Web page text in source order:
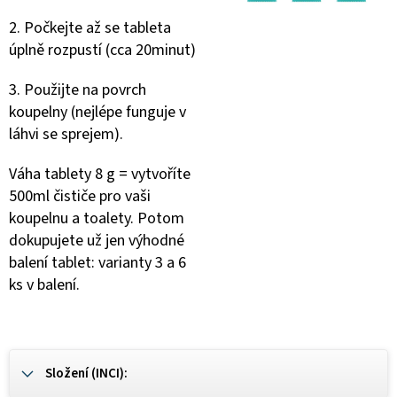
2. Počkejte až se tableta
úplně rozpustí (cca 20minut)
3. Použijte na povrch
koupelny (nejlépe funguje v
láhvi se sprejem).
Váha tablety 8 g = vytvoříte
500ml čističe pro vaši
koupelnu a toalety. Potom
dokupujete už jen výhodné
balení tablet: varianty 3 a 6
ks v balení.
Složení (INCI):